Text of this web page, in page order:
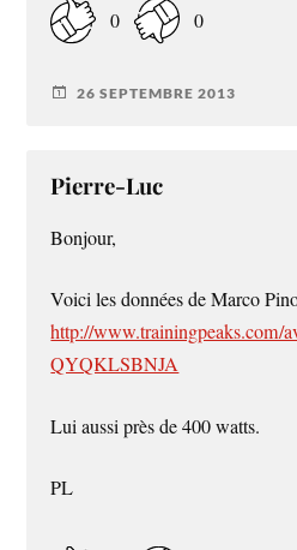
0 0
26 SEPTEMBRE 2013
Pierre-Luc
Bonjour,
Voici les données de Marco
http://
QYQKLSBNJA
Lui aussi près de 400 watts.
PL